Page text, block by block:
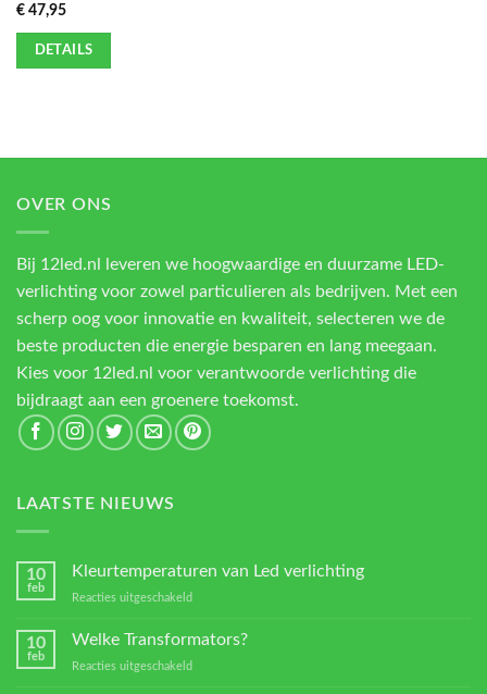
€47,95
DETAILS
OVER ONS
Bij 12led.nl leveren we hoogwaardige en duurzame LED-
verlichting voor zowel particulieren als bedrijven. Met een
scherp oog voor innovatie en kwaliteit, selecteren we de
beste producten die energie besparen en lang meegaan.
Kies voor 12led.nl voor verantwoorde verlichting die
bijdraagt aan een groenere toekomst.
LAATSTE NIEUWS
10
feb
Kleurtemperaturen van Led verlichting
Reacties uitgeschakeld
verlichting
10
feb
Welke Transformators?
Reacties uitgeschakeld